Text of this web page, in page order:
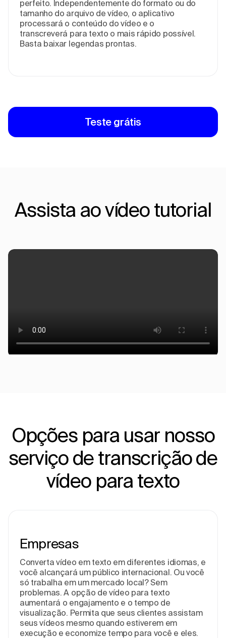
perfeito. Independentemente do formato ou do
tamanho do arquivo de vídeo, o aplicativo
processará o conteúdo do vídeo e o
transcreverá para texto o mais rápido possível.
Basta baixar legendas prontas.
Teste grátis
Assista ao vídeo tutorial
Opções para usar nosso
serviço de transcrição de
vídeo para texto
Empresas
Converta vídeo em texto em diferentes idiomas, e
você alcançará um público internacional. Ou você
só trabalha em um mercado local? Sem
problemas. A opção de vídeo para texto
aumentará o engajamento e o tempo de
visualização. Permita que seus clientes assistam
seus vídeos mesmo quando estiverem em
execução e economize tempo para você e eles.